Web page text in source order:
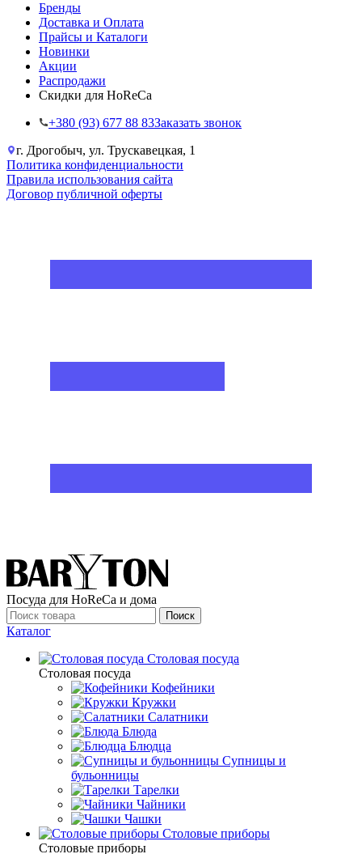
Бренды
Доставка и Оплата
Прайсы и Каталоги
Новинки
Акции
Распродажи
Скидки для HoReCa
+38‎0 (93) 677 88 83Заказать звонок
г. Дрогобыч, ул. Трускавецкая, 1
Политика конфиденциальности
Правила использования сайта
Договор публичной оферты
Посуда для HoReCa и дома
Поиск
Каталог
Столовая посуда
Столовая посуда
Кофейники
Кружки
Салатники
Блюда
Блюдца
Супницы и
бульонницы
Тарелки
Чайники
Чашки
Cтоловые приборы
Cтоловые приборы